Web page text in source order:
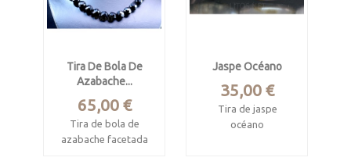
Tira De Bola De
Azabache...
Precio
65,00 €
Tira de bola de
azabache facetada
Jaspe Océano
Precio
35,00 €
Tira de jaspe
océano